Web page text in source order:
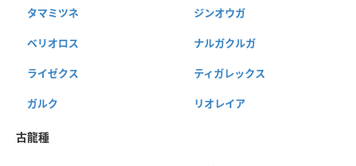
タマミツネ ジンオウガ
ベリオロス ナルガクルガ
ライゼクス ティガレックス
ガルク リオレイア
古龍種